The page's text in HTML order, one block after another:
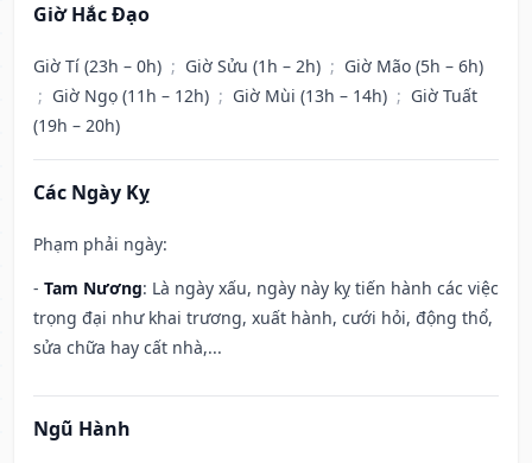
Giờ Hắc Đạo
Giờ Tí (23h – 0h) ; Giờ Sửu (1h – 2h) ; Giờ Mão (5h – 6h)
; Giờ Ngọ (11h – 12h) ; Giờ Mùi (13h – 14h) ; Giờ Tuất
(19h – 20h)
Các Ngày Kỵ
Phạm phải ngày:
- Tam Nương: Là ngày xấu, ngày này kỵ tiến hành các việc
trọng đại như khai trương, xuất hành, cưới hỏi, động thổ,
sửa chữa hay cất nhà,...
Ngũ Hành